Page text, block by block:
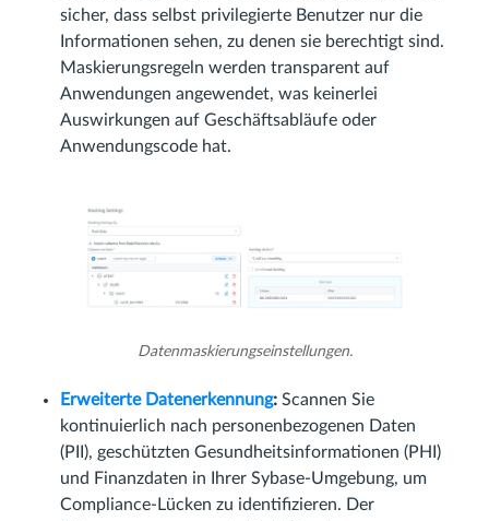
sicher, dass selbst privilegierte Benutzer nur die
Informationen sehen, zu denen sie berechtigt sind.
Maskierungsregeln werden transparent auf
Anwendungen angewendet, was keinerlei
Auswirkungen auf Geschäftsabläufe oder
Anwendungscode hat.
Datenmaskierungseinstellungen.
Erweiterte Datenerkennung: Scannen Sie
kontinuierlich nach personenbezogenen Daten
(PII), geschützten Gesundheitsinformationen (PHI)
und Finanzdaten in Ihrer Sybase-Umgebung, um
Compliance-Lücken zu identifizieren. Der